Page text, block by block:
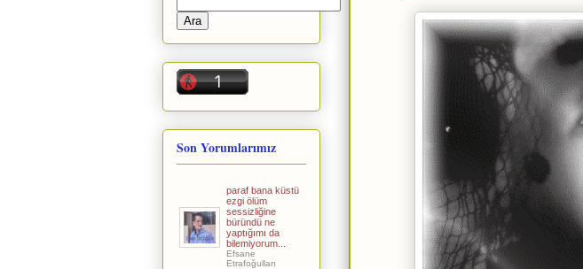
Son Yorumlarımız
paraf bana küstü
ezgi ölüm
sessizliğine
büründü ne
yaptığımı da
bilemiyorum...
Efsane
Etrafoğulları